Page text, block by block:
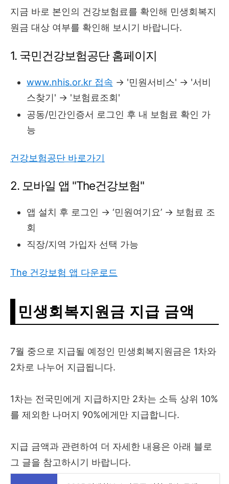
지금 바로 본인의 건강보험료를 확인해 민생회복지
원금 대상 여부를 확인해 보시기 바랍니다.
1. 국민건강보험공단 홈페이지
www.nhis.or.kr 접속 → '민원서비스' → '서비
스찾기' → '보험료조회'
공동/민간인증서 로그인 후 내 보험료 확인 가
능
건강보험공단 바로가기
2. 모바일 앱 "The건강보험"
앱 설치 후 로그인 → ‘민원여기요’ → 보험료 조
회
직장/지역 가입자 선택 가능
The 건강보험 앱 다운로드
민생회복지원금 지급 금액
7월 중으로 지급될 예정인 민생회복지원금은 1차와
2차로 나누어 지급됩니다.
1차는 전국민에게 지급하지만 2차는 소득 상위 10%
를 제외한 나머지 90%에게만 지급합니다.
지급 금액과 관련하여 더 자세한 내용은 아래 블로
그 글을 참고하시기 바랍니다.